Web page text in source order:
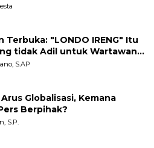
Terbuka: "LONDO IRENG" Itu
LSM
S.AP
Globalisasi, Kemana
Berpihak?
S.P.